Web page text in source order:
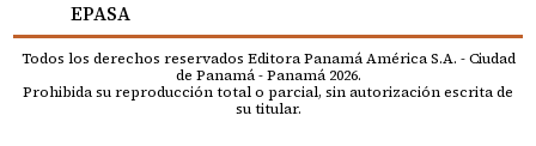
EPASA
Todos los derechos reservados Editora Panamá América S.A. - Ciudad
de Panamá - Panamá 2026.
Prohibida su reproducción total o parcial, sin autorización escrita de
su titular.